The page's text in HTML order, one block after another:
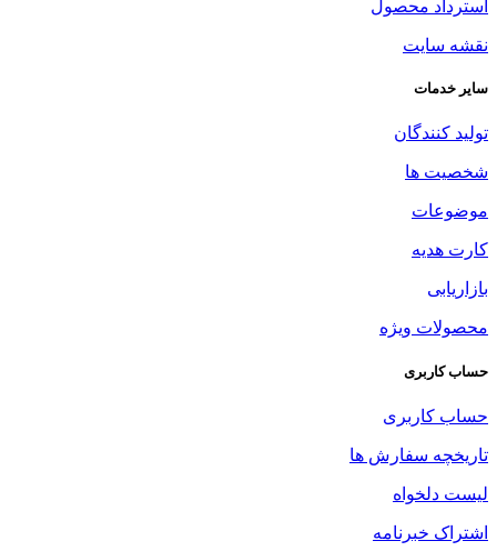
استرداد محصول
نقشه سایت
سایر خدمات
تولید کنندگان
شخصیت ها
موضوعات
کارت هدیه
بازاریابی
محصولات ویژه
حساب کاربری
حساب کاربری
تاریخچه سفارش ها
لیست دلخواه
اشتراک خبرنامه